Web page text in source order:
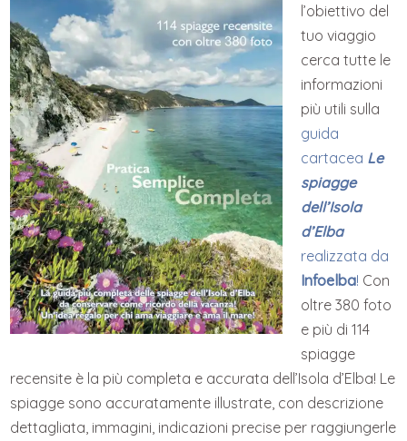
l’obiettivo del
tuo viaggio
cerca tutte le
informazioni
più utili sulla
guida
cartacea Le
spiagge
dell’Isola
d’Elba
realizzata da
Infoelba! Con
oltre 380 foto
e più di 114
spiagge
recensite è la più completa e accurata dell’Isola d’Elba! Le
spiagge sono accuratamente illustrate, con descrizione
dettagliata, immagini, indicazioni precise per raggiungerle